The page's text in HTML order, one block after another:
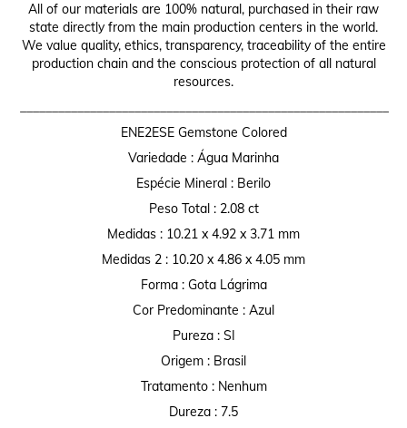
All of our materials are 100% natural, purchased in their raw
state directly from the main production centers in the world.
We value quality, ethics, transparency, traceability of the entire
production chain and the conscious protection of all natural
resources.
ENE2ESE Gemstone Colored
Variedade : Água Marinha
Espécie Mineral : Berilo
Peso Total : 2.08 ct
Medidas : 10.21 x 4.92 x 3.71 mm
Medidas 2 : 10.20 x 4.86 x 4.05 mm
Forma : Gota Lágrima
Cor Predominante : Azul
Pureza : SI
Origem : Brasil
Tratamento : Nenhum
Dureza : 7.5